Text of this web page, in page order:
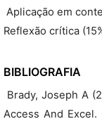
 Aplicação em
Reflexão crítica
BIBLIOGRAFIA
 Brady, Joseph A
Access And Excel.